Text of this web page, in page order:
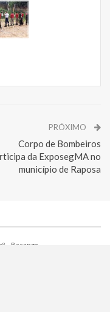
PRÓXIMO
Corpo de Bombeiros
da ExposegMA no
município de Raposa
– Bacanga.